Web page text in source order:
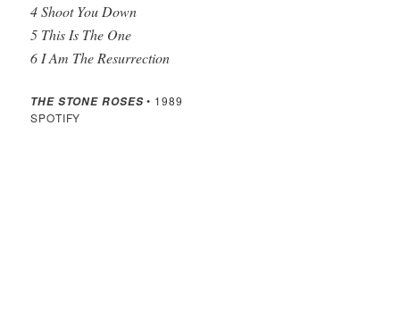
4 Shoot You Down
5 This Is The One
6 I Am The Resurrection
THE STONE ROSES• 1989
SPOTIFY